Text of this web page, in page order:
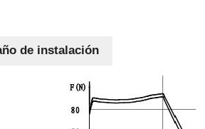
de instalación